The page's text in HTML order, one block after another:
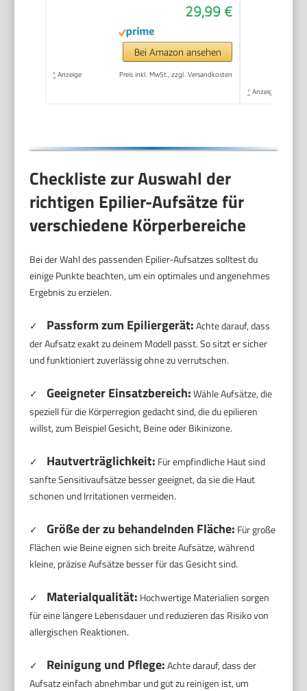
29,99 €
Bei Amazon ansehen
* Anzeige Preis inkl. MwSt., zzgl. Versandkosten
* Anzeige
Checkliste zur Auswahl der
richtigen Epilier-Aufsätze für
verschiedene Körperbereiche
Bei der Wahl des passenden Epilier-Aufsatzes solltest du
einige Punkte beachten, um ein optimales und angenehmes
Ergebnis zu erzielen.
✓ Passform zum Epiliergerät:Achte darauf, dass
der Aufsatz exakt zu deinem Modell passt. So sitzt er sicher
und funktioniert zuverlässig ohne zu verrutschen.
✓ Geeigneter Einsatzbereich:Wähle Aufsätze, die
speziell für die Körperregion gedacht sind, die du epilieren
willst, zum Beispiel Gesicht, Beine oder Bikinizone.
✓ Hautverträglichkeit: Für empfindliche Haut sind
sanfte Sensitivaufsätze besser geeignet, da sie die Haut
schonen und Irritationen vermeiden.
✓ Größe der zu behandelnden Fläche: Für große
Flächen wie Beine eignen sich breite Aufsätze, während
kleine, präzise Aufsätze besser für das Gesicht sind.
✓ Materialqualität: Hochwertige Materialien sorgen
für eine längere Lebensdauer und reduzieren das Risiko von
allergischen Reaktionen.
✓ Reinigung und Pflege:Achte darauf, dass der
Aufsatz einfach abnehmbar und gut zu reinigen ist, um